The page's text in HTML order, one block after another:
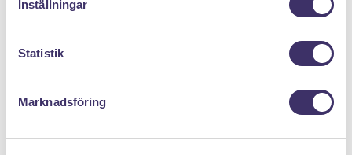
Inställningar
Statistik
Marknadsföring
Klicka hem en pantpåse